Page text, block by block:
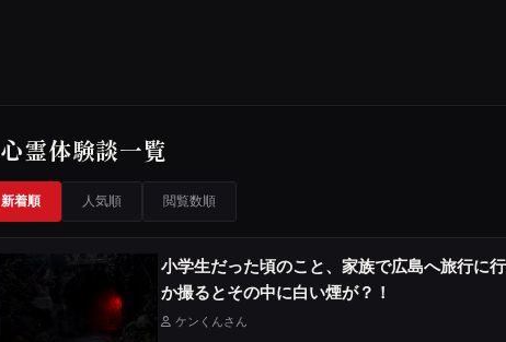
心霊体験談一覧
新着順 人気順 閲覧数順
小学生だった頃のこと、家族で広島へ旅行に
か撮るとその中に白い煙が？！
ケンくんさん